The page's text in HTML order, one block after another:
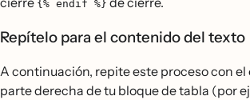
{% endif %}
Repítelo para el contenido del texto
A continuación, repite este proceso con
parte derecha de tu bloque de tabla (por